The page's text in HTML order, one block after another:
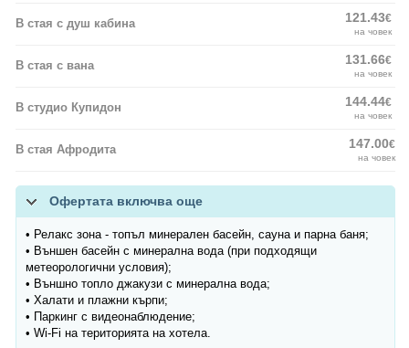
В стая с душ кабина 121.43€
на човек
В стая с вана 131.66€
на човек
В студио Купидон 144.44€
на човек
В стая Афродита 147.00€
на човек
Офертата включва още
• Релакс зона - топъл минерален басейн, сауна и парна баня;
• Външен басейн с минерална вода (при подходящи
метеорологични условия);
• Външно топло джакузи с минерална вода;
• Халати и плажни кърпи;
• Паркинг с видеонаблюдение;
• Wi-Fi на територията на хотела.